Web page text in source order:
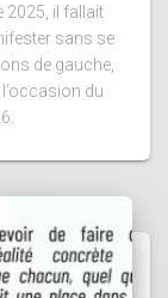
2025, il fallait
sans se
de gauche,
du